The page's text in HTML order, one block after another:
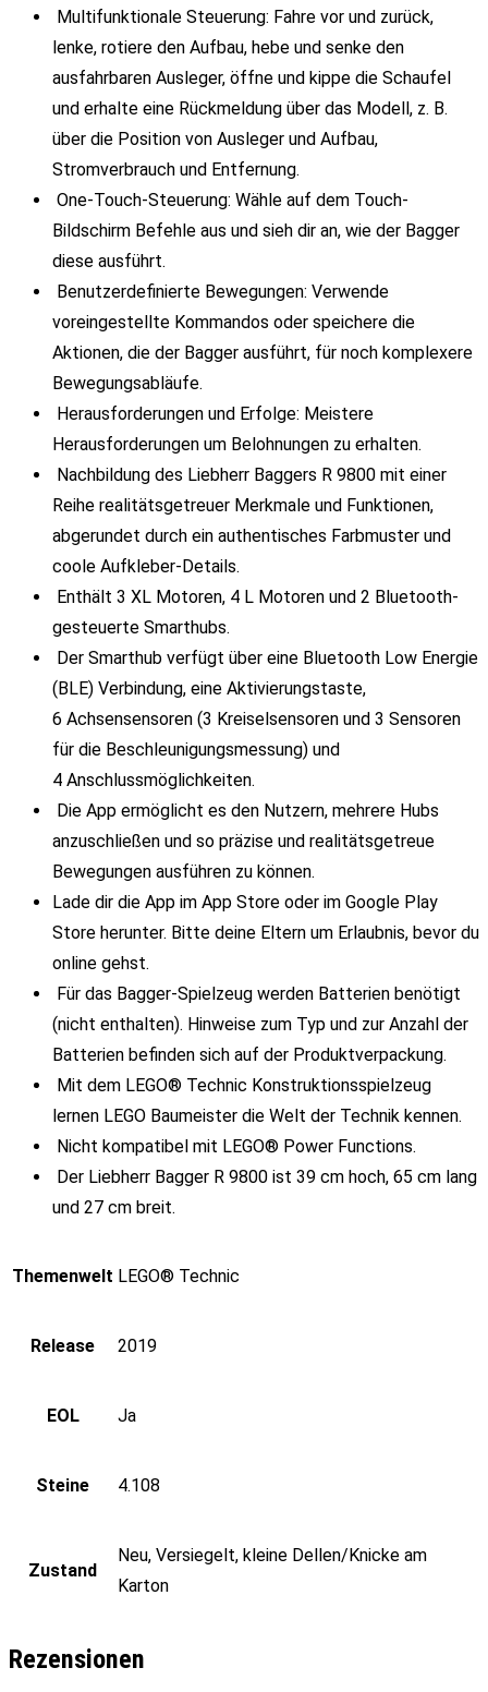
Multifunktionale Steuerung: Fahre vor und zurück,
lenke, rotiere den Aufbau, hebe und senke den
ausfahrbaren Ausleger, öffne und kippe die Schaufel
und erhalte eine Rückmeldung über das Modell, z. B.
über die Position von Ausleger und Aufbau,
Stromverbrauch und Entfernung.
One-Touch-Steuerung: Wähle auf dem Touch-
Bildschirm Befehle aus und sieh dir an, wie der Bagger
diese ausführt.
Benutzerdefinierte Bewegungen: Verwende
voreingestellte Kommandos oder speichere die
Aktionen, die der Bagger ausführt, für noch komplexere
Bewegungsabläufe.
Herausforderungen und Erfolge: Meistere
Herausforderungen um Belohnungen zu erhalten.
Nachbildung des Liebherr Baggers R 9800 mit einer
Reihe realitätsgetreuer Merkmale und Funktionen,
abgerundet durch ein authentisches Farbmuster und
coole Aufkleber-Details.
Enthält 3 XL Motoren, 4 L Motoren und 2 Bluetooth-
gesteuerte Smarthubs.
Der Smarthub verfügt über eine Bluetooth Low Energie
(BLE) Verbindung, eine Aktivierungstaste,
6 Achsensensoren (3 Kreiselsensoren und 3 Sensoren
für die Beschleunigungsmessung) und
4 Anschlussmöglichkeiten.
Die App ermöglicht es den Nutzern, mehrere Hubs
anzuschließen und so präzise und realitätsgetreue
Bewegungen ausführen zu können.
Lade dir die App im App Store oder im Google Play
Store herunter. Bitte deine Eltern um Erlaubnis, bevor du
online gehst.
Für das Bagger-Spielzeug werden Batterien benötigt
(nicht enthalten). Hinweise zum Typ und zur Anzahl der
Batterien befinden sich auf der Produktverpackung.
Mit dem LEGO® Technic Konstruktionsspielzeug
lernen LEGO Baumeister die Welt der Technik kennen.
Nicht kompatibel mit LEGO® Power Functions.
Der Liebherr Bagger R 9800 ist 39 cm hoch, 65 cm lang
und 27 cm breit.
Themenwelt LEGO® Technic
Release 2019
EOL Ja
Steine 4.108
Zustand
Neu, Versiegelt, kleine Dellen/Knicke am
Karton
Rezensionen